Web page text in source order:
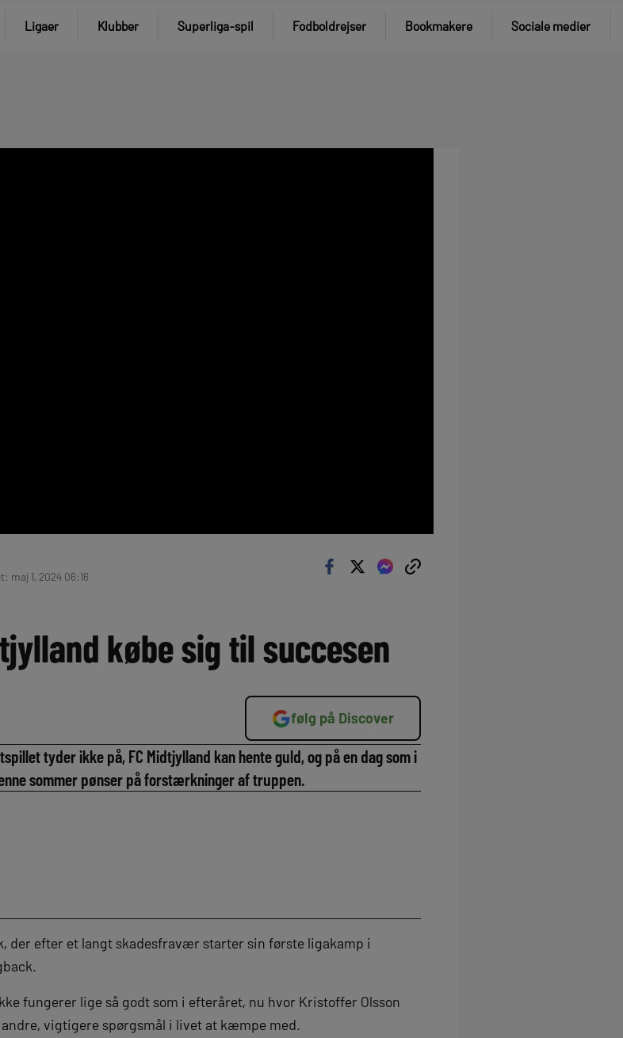
Ligaer Klubber Superliga-spil Fodboldrejser Bookmakere Sociale medier
maj 1, 2024 06:16
købe sig til succesen
følg på Discover
tyder ikke på, FC Midtjylland kan hente guld, og på en dag som i
sommer pønser på forstærkninger af truppen.
der efter et langt skadesfravær starter sin første ligakamp i
fungerer lige så godt som i efteråret, nu hvor Kristoffer Olsson
vigtigere spørgsmål i livet at kæmpe med.